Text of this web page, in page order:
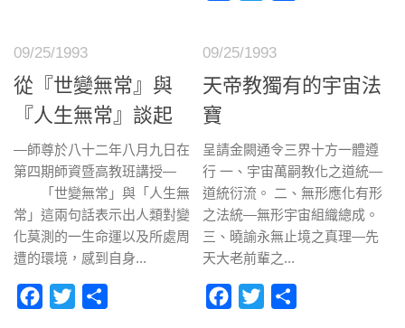
09/25/1993
從『世變無常』與
『人生無常』談起
—師尊於八十二年八月九日在
第四期師資暨高教班講授—
「世變無常」與「人生無
常」這兩句話表示出人類對變
化莫測的一生命運以及所處周
遭的環境，感到自身...
Facebook
Twitter
09/25/1993
天帝教獨有的宇宙法
寶
呈請金闕通令三界十方一體遵
行 一、宇宙萬嗣教化之道統—
道統衍流。 二、無形應化有形
之法統—無形宇宙組織總成。
三、曉諭永無止境之真理—先
天大老前輩之...
Facebook
Twitter